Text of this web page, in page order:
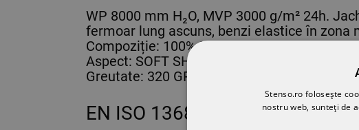
WP 8000 mm H₂O, MVP 3000 g/m² 24h.
fermoar lung ascuns, benzi elastice în
Compoziție: 100% POLIESTER
Aspect: SOFT SHELL MECHANICAL STRETCH
Greutate: 320 GR/MQ
EN ISO 13688
Stenso.ro folosește
nostru web, sunteți de